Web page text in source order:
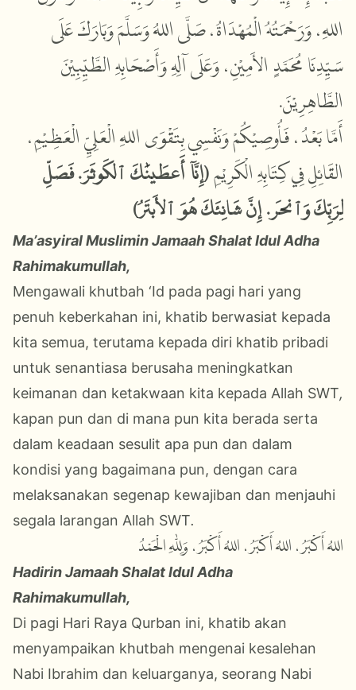
اللهِ، وَرَحْمَتُهُ الْمُهْدَاةُ، صَلَّى اللهُ وَسَلَّمَ وَبَارَكَ عَلَى
سَيِّدِنَا مُحَمَّدٍ الأَمِيْنِ، وَعَلَى آلِهِ وَأَصْحَابِهِ الطَّيِّبِيْنَ
الطَّاهِرِيْنَ.
أَمَّا بَعْدُ، فَأُوصِيْكُمْ وَنَفْسِي بِتَقْوَى اللهِ الْعَلِيِّ الْعَظِيْمِ،
القَائِلِ فِي كِتَابِهِ الْكَرِيْمِ(إِنَّآ أَعۡطَيۡنَٰكَ ٱلۡكَوۡثَرَ. فَصَلِّ
لِرَبِّكَ وَٱنۡحَرۡ. إِنَّ شَانِئَكَ هُوَ ٱلۡأَبۡتَرُ)
Ma’asyiral MusliminJamaah ShalatIdul Adha
Rahimakumullah,
Mengawali khutbah ‘Id pada pagi hari yang
penuh keberkahan ini, khatib berwasiat kepada
kita semua, terutama kepada diri khatib pribadi
untuk senantiasa berusaha meningkatkan
keimanan dan ketakwaan kita kepada Allah SWT,
kapan pun dan di mana pun kita berada serta
dalam keadaan sesulit apa pun dan dalam
kondisi yang bagaimana pun, dengan cara
melaksanakan segenap kewajiban dan menjauhi
segala larangan Allah SWT.
اللهُ أَكْبَرُ، اللهُ أَكْبَرُ، اللهُ أَكْبَرُ، وَلِلّٰهِ الْحَمْدُ
Hadirin Jamaah Shalat Idul Adha
Rahimakumullah,
Di pagi Hari Raya Qurban ini, khatib akan
menyampaikan khutbah mengenai kesalehan
Nabi Ibrahim dan keluarganya, seorang Nabi